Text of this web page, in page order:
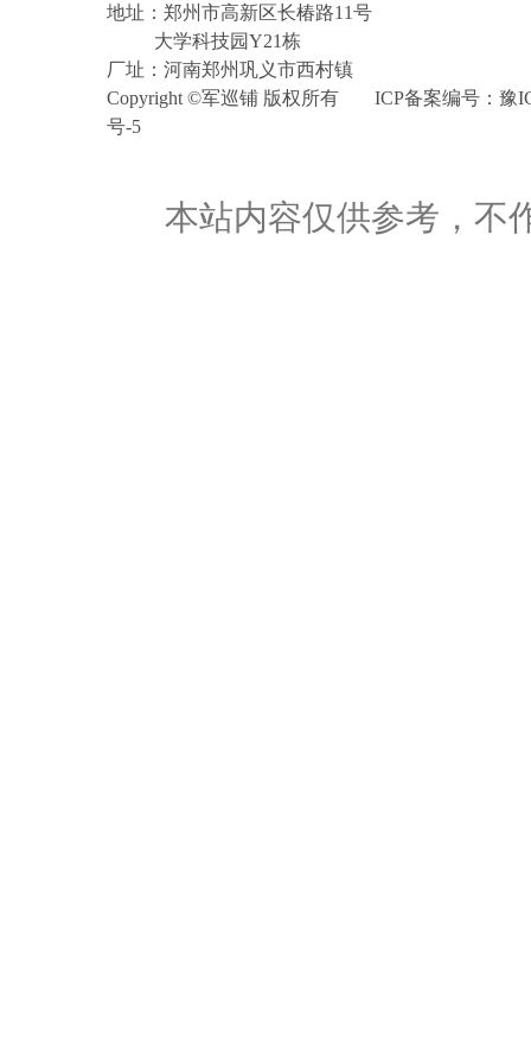
地址：郑州市高新区长椿路11号
大学科技园Y21栋
厂址：河南郑州巩义市西村镇
Copyright©军巡铺版权所有
ICP备案编号： 豫
号-5
本站内容仅供参考，不